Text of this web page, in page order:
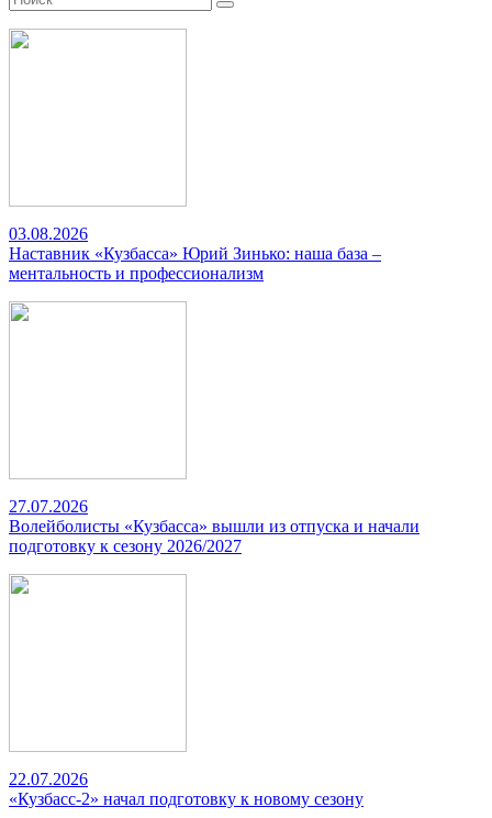
03.08.2026
Наставник «Кузбасса» Юрий Зинько: наша база –
ментальность и профессионализм
27.07.2026
Волейболисты «Кузбасса» вышли из отпуска и начали
подготовку к сезону 2026/2027
22.07.2026
«Кузбасс-2» начал подготовку к новому сезону